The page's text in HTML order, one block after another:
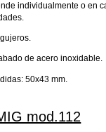
individualmente o en
de acero inoxidable.
50x43 mm.
mod.112